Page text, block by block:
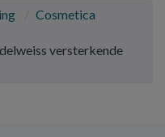
Cosmetica
versterkende